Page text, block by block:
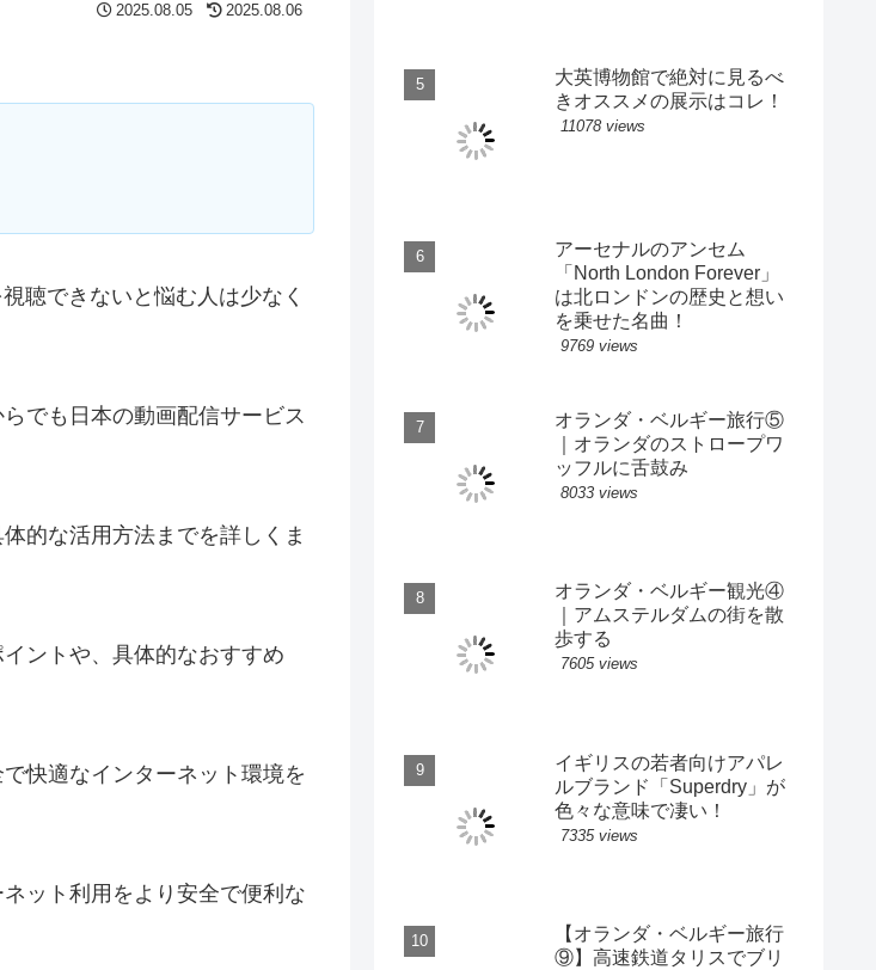
2025.08.05 2025.08.06
聴できないと悩む人は少なく
でも日本の動画配信サービス
的な活用方法までを詳しくま
ントや、具体的なおすすめ
快適なインターネット環境を
ット利用をより安全で便利な
大英博物館で絶対に見るべ
きオススメの展示はコレ！
11078 views
アーセナルのアンセム
「North London Forever」
は北ロンドンの歴史と想い
を乗せた名曲！
9769 views
オランダ・ベルギー旅行⑤
｜オランダのストロープワ
ッフルに舌鼓み
8033 views
オランダ・ベルギー観光④
｜アムステルダムの街を散
歩する
7605 views
イギリスの若者向けアパレ
ルブランド「Superdry」が
色々な意味で凄い！
7335 views
【オランダ・ベルギー旅行
⑨】高速鉄道タリスでブリ